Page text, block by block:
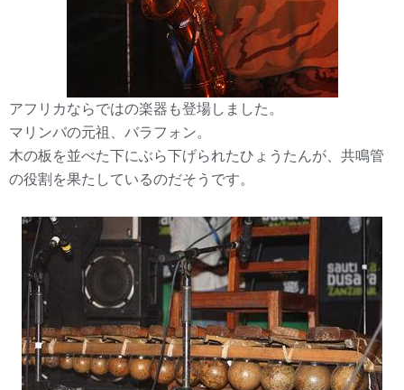
アフリカならではの楽器も登場しました。
マリンバの元祖、バラフォン。
木の板を並べた下にぶら下げられたひょうたんが、共鳴管
の役割を果たしているのだそうです。